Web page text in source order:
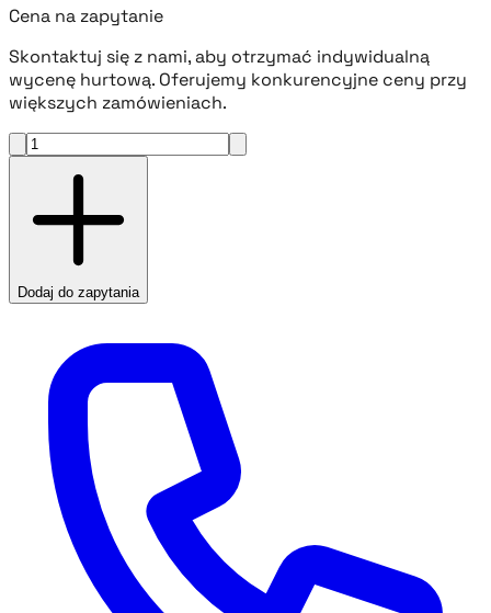
Cena na zapytanie
Skontaktuj się z nami, aby otrzymać indywidualną
wycenę hurtową. Oferujemy konkurencyjne ceny przy
większych zamówieniach.
Dodaj do zapytania